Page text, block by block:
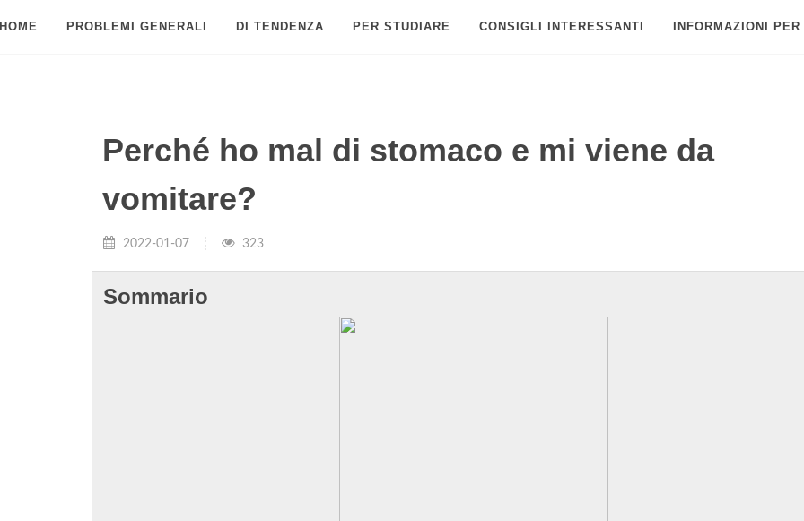
PROBLEMI GENERALI DI TENDENZA PER STUDIARE CONSIGLI INTERESSANTI INFORMAZIONI PER
Perché ho mal di stomaco e mi viene da
vomitare?
2022-01-07 323
Sommario